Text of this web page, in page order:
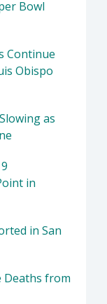
Bowl
Continue
Obispo
as
in
in San
Deaths from